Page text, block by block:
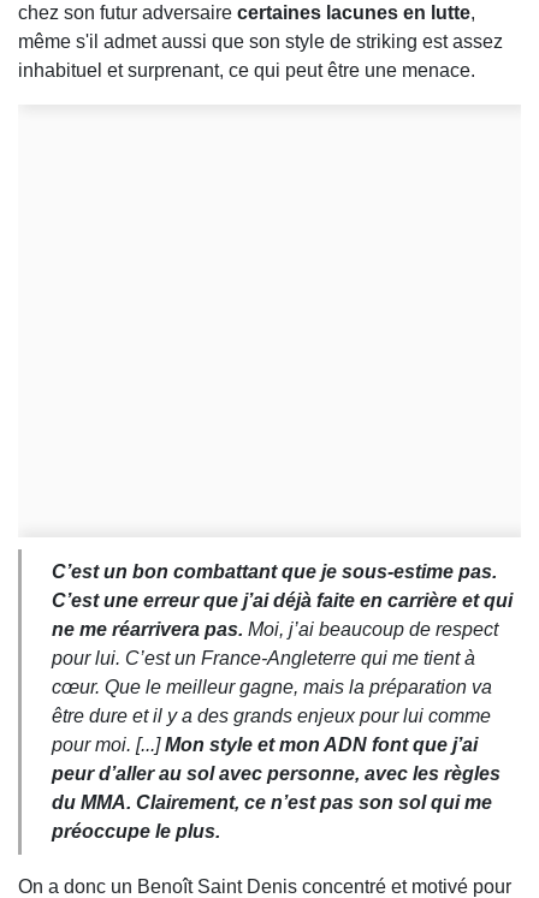
chez son futur adversaire certaines lacunes en lutte,
même s'il admet aussi que son style de striking est assez
inhabituel et surprenant, ce qui peut être une menace.
C’est un bon combattant que je sous-estime pas.
C’est une erreur que j’ai déjà faite en carrière et qui
ne me réarrivera pas. Moi, j’ai beaucoup de respect
pour lui. C’est un France-Angleterre qui me tient à
cœur. Que le meilleur gagne, mais la préparation va
être dure et il y a des grands enjeux pour lui comme
pour moi. [...]Mon style et mon ADN font que j’ai
peur d’aller au sol avec personne, avec les règles
du MMA. Clairement, ce n’est pas son sol qui me
préoccupe le plus.
On a donc un Benoît Saint Denis concentré et motivé pour